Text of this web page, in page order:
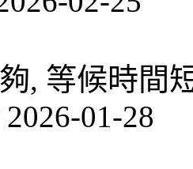
, 等候時間
2026-01-28